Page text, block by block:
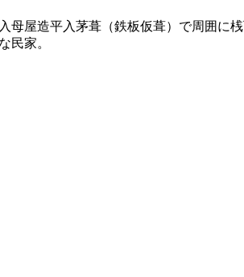
屋造平入茅葺（鉄板仮葺）で周囲に
民家。